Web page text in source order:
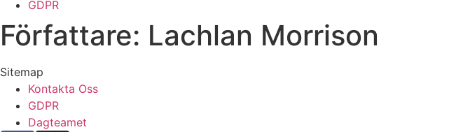
GDPR
Författare: Lachlan Morrison
Sitemap
Kontakta Oss
GDPR
Dagteamet